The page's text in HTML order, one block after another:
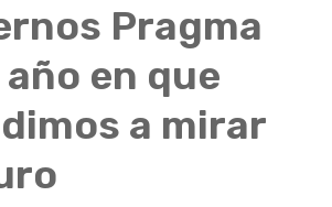
Pragma
en que
a mirar